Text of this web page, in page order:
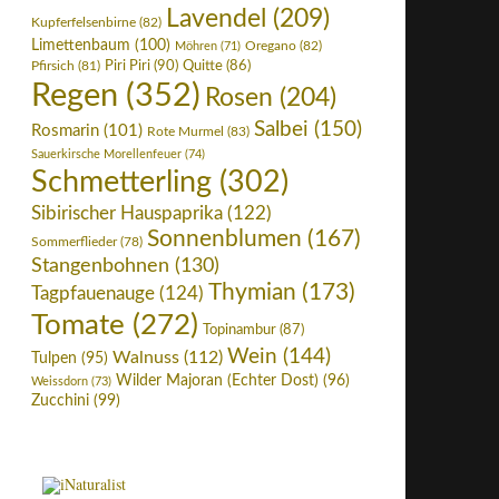
Kupferfelsenbirne (82) Lavendel (209)
Limettenbaum (100) Möhren (71) Oregano (82)
Pfirsich (81) Piri Piri (90) Quitte (86)
Regen (352) Rosen (204)
Rosmarin (101) Rote Murmel (83) Salbei (150)
Sauerkirsche Morellenfeuer (74)
Schmetterling (302)
Sibirischer Hauspaprika (122)
Sommerflieder(78) Sonnenblumen (167)
Stangenbohnen (130)
Tagpfauenauge (124) Thymian (173)
Tomate (272) Topinambur (87)
Tulpen (95) Walnuss (112) Wein (144)
Weissdorn (73) Wilder Majoran (Echter Dost) (96)
Zucchini (99)